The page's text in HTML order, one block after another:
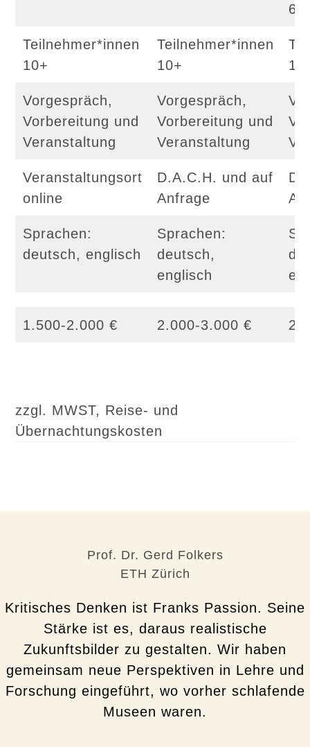
60
Teilnehmer*innen
10+
Teilnehmer*innen
10+
Vorgespräch,
Vorbereitung und
Veranstaltung
Vorgespräch,
Vorbereitung und
Veranstaltung
Veranstaltungsort
online
D.A.C.H. und auf
Anfrage
Sprachen:
deutsch, englisch
Sprachen:
deutsch,
englisch
1.500-2.000 € 2.000-3.000 €
zzgl. MWST, Reise- und
Übernachtungskosten
Prof. Dr. Gerd Folkers
ETH Zürich
Kritisches Denken ist Franks Passion. Seine
Stärke ist es, daraus realistische
Zukunftsbilder zu gestalten. Wir haben
gemeinsam neue Perspektiven in Lehre und
Forschung eingeführt, wo vorher schlafende
Museen waren.